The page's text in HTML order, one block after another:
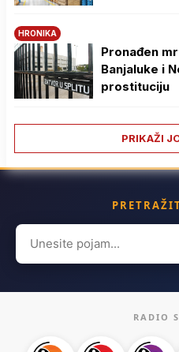
HRONIKA
Pronađen
Banjaluke i
prostituciju
PRIKAŽI
Search
for:
RADIO